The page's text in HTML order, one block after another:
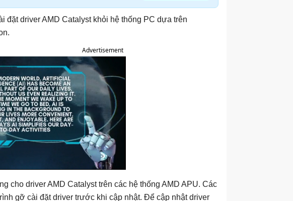
đặt driver AMD Catalyst khỏi hệ thống PC dựa trên
Advertisement
cho driver AMD Catalyst trên các hệ thống AMD APU. Các
gỡ cài đặt driver trước khi cập nhật. Để cập nhật driver